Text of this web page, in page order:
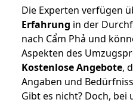
Die Experten verfügen
Erfahrung in der
nach Cẩm Phả und
Aspekten des
Kostenlose Angebote,
Angaben und
Gibt es nicht? Doch,